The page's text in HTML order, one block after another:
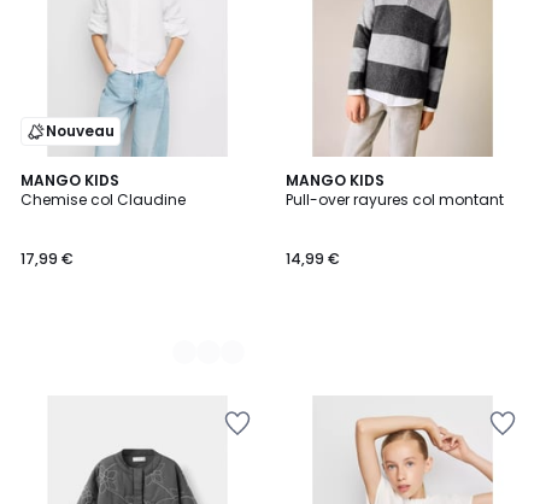
Nouveau
MANGO KIDS
Chemise col Claudine
17,99 €
2
Couleurs
MANGO KIDS
Pull-over rayures col montant
14,99 €